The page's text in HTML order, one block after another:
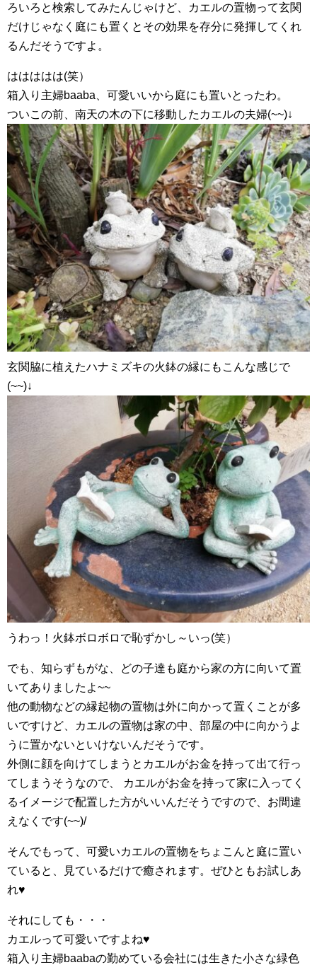
ろいろと検索してみたんじゃけど、カエルの置物って玄関
だけじゃなく庭にも置くとその効果を存分に発揮してくれ
るんだそうですよ。
ははははは(笑）
箱入り主婦baaba、可愛いいから庭にも置いとったわ。
ついこの前、南天の木の下に移動したカエルの夫婦(~~)↓
玄関脇に植えたハナミズキの火鉢の縁にもこんな感じで
(~~)↓
うわっ！火鉢ボロボロで恥ずかし～いっ(笑）
でも、知らずもがな、どの子達も庭から家の方に向いて置
いてありましたよ~~
他の動物などの縁起物の置物は外に向かって置くことが多
いですけど、カエルの置物は家の中、部屋の中に向かうよ
うに置かないといけないんだそうです。
外側に顔を向けてしまうとカエルがお金を持って出て行っ
てしまうそうなので、 カエルがお金を持って家に入ってく
るイメージで配置した方がいいんだそうですので、お間違
えなくです(~~)/
そんでもって、可愛いカエルの置物をちょこんと庭に置い
ていると、見ているだけで癒されます。ぜひともお試しあ
れ♥
それにしても・・・
カエルって可愛いですよね♥
箱入り主婦baabaの勤めている会社には生きた小さな緑色